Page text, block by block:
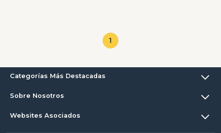
1
Categorías Más Destacadas
Sobre Nosotros
Websites Asociados